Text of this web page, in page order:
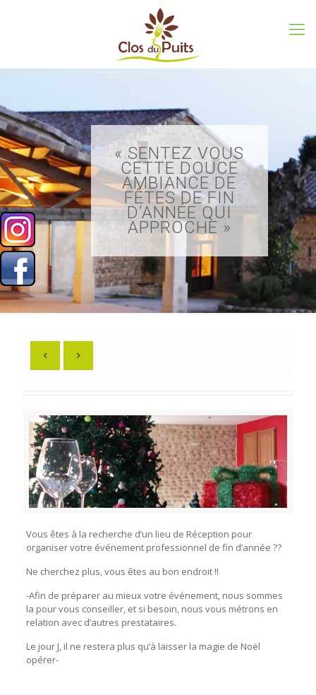
« SENTEZ VOUS
CETTE DOUCE
AMBIANCE DE
FÊTES DE FIN
D’ANNÉE QUI
APPROCHE »
Vous êtes à la recherche d’un lieu de Réception pour
organiser votre événement professionnel de fin d’année ??
Ne cherchez plus, vous êtes au bon endroit !!
-Afin de préparer au mieux votre événement, nous sommes
la pour vous conseiller, et si besoin, nous vous métrons en
relation avec d’autres prestataires.
Le jour J, il ne restera plus qu’à laisser la magie de Noël
opérer-